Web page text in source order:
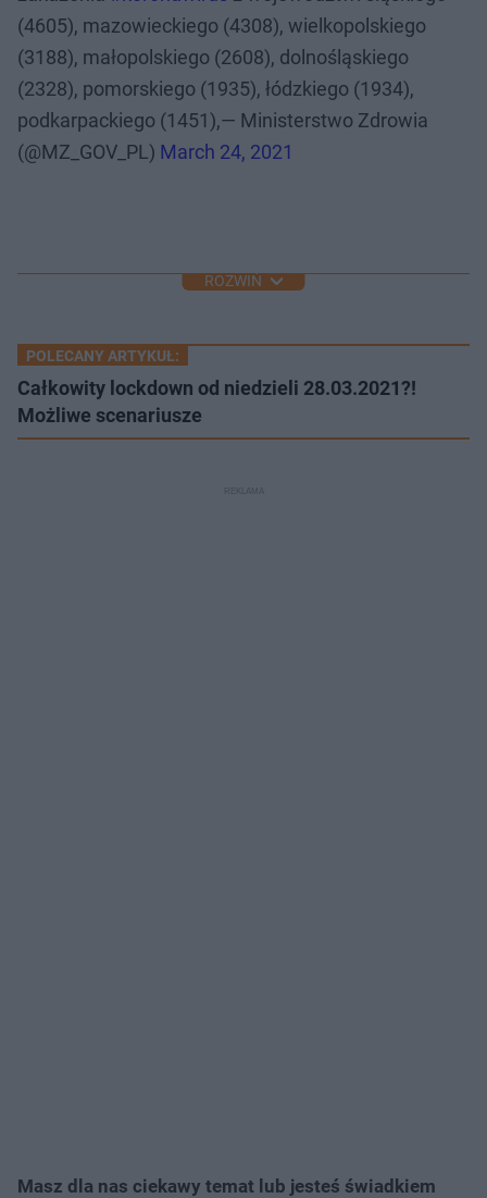
(4605), mazowieckiego (4308), wielkopolskiego
(3188), małopolskiego (2608), dolnośląskiego
(2328), pomorskiego (1935), łódzkiego (1934),
podkarpackiego (1451),— Ministerstwo Zdrowia
(@MZ_GOV_PL) March 24, 2021
ROZWIŃ
POLECANY ARTYKUŁ:
Całkowity lockdown od niedzieli 28.03.2021?!
Możliwe scenariusze
Masz dla nas ciekawy temat lub jesteś świadkiem